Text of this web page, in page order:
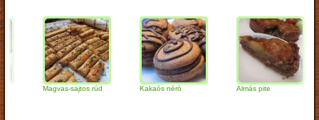
Magvas-sajtos rúd Kakaós néró Almás pite